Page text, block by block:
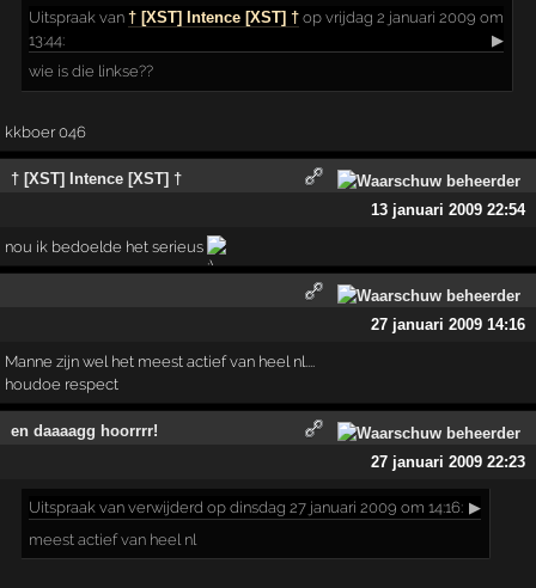
Uitspraak van† [XST] Intence [XST] † op vrijdag 2 januari 2009 om
13:44:
▶
wie is die linkse??
kkboer 046
† [XST] Intence [XST] †
13 januari 2009 22:54
nou ik bedoelde het serieus
27 januari 2009 14:16
Manne zijn wel het meest actief van heel nl....
houdoe respect
en daaaagg hoorrrr!
27 januari 2009 22:23
Uitspraak van verwijderd op dinsdag 27 januari 2009 om 14:16: ▶
meest actief van heel nl